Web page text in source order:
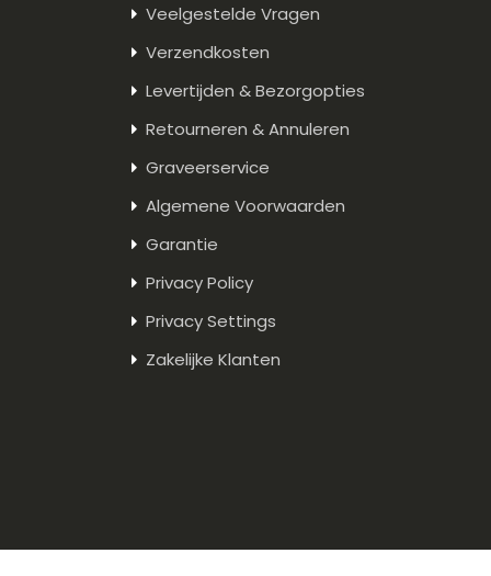
Veelgestelde Vragen
Verzendkosten
Levertijden & Bezorgopties
Retourneren & Annuleren
Graveerservice
Algemene Voorwaarden
Garantie
Privacy Policy
Privacy Settings
Zakelijke Klanten